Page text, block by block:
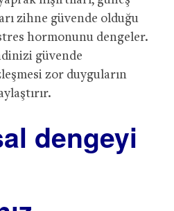
zihne güvende olduğu
hormonunu dengeler.
güvende
zor duyguların
dengeyi